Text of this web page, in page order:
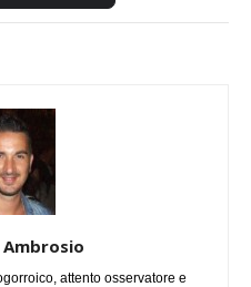
Ambrosio
attento osservatore e